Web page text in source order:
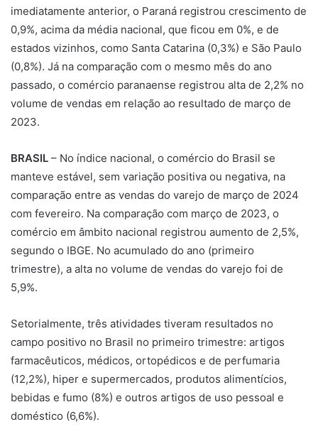
imediatamente anterior, o Paraná registrou crescimento de
0,9%, acima da média nacional, que ficou em 0%, e de
estados vizinhos, como Santa Catarina (0,3%) e São Paulo
(0,8%). Já na comparação com o mesmo mês do ano
passado, o comércio paranaense registrou alta de 2,2% no
volume de vendas em relação ao resultado de março de
2023.
BRASIL – No índice nacional, o comércio do Brasil se
manteve estável, sem variação positiva ou negativa, na
comparação entre as vendas do varejo de março de 2024
com fevereiro. Na comparação com março de 2023, o
comércio em âmbito nacional registrou aumento de 2,5%,
segundo o IBGE. No acumulado do ano (primeiro
trimestre), a alta no volume de vendas do varejo foi de
5,9%.
Setorialmente, três atividades tiveram resultados no
campo positivo no Brasil no primeiro trimestre: artigos
farmacêuticos, médicos, ortopédicos e de perfumaria
(12,2%), hiper e supermercados, produtos alimentícios,
bebidas e fumo (8%) e outros artigos de uso pessoal e
doméstico (6,6%).